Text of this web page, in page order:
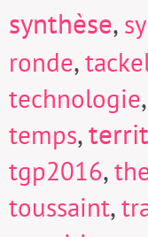
synthèse,
ronde,
technologie,
temps,
tgp2016,
toussaint,